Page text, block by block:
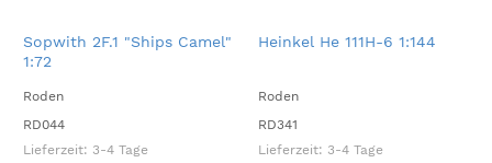
Sopwith 2F.1 "Ships Camel"
1:72
Roden
RD044
Lieferzeit: 3-4 Tage
Heinkel He 111H-6 1:144
Roden
RD341
Lieferzeit: 3-4 Tage